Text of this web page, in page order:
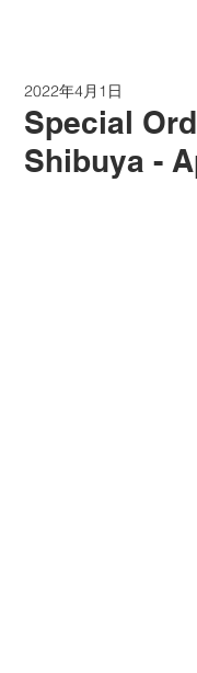
Special
Shibuya -
2022年4月1日